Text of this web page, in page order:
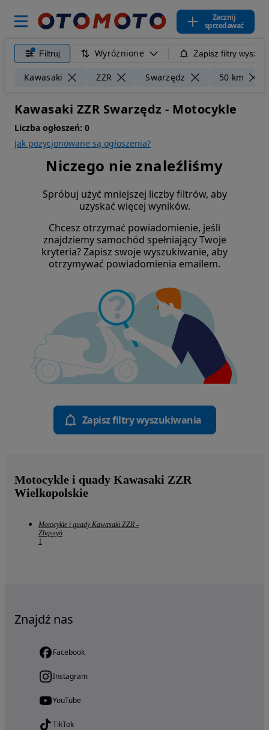
Zacznij
sprzedawać
Filtruj Wyróżnione Zapisz filtry
Kawasaki ZZR Swarzędz 50 km
Kawasaki ZZR Swarzędz - Motocykle
Liczba ogłoszeń: 0
Jak pozycjonowane są ogłoszenia?
Niczego nie znaleźliśmy
Spróbuj użyć mniejszej liczby filtrów, aby
uzyskać więcej wyników.
Chcesz otrzymać powiadomienie, jeśli
znajdziemy samochód spełniający Twoje
kryteria? Zapisz swoje wyszukiwanie, aby
otrzymywać powiadomienia emailem.
Zapisz filtry wyszukiwania
Motocykle i quady Kawasaki ZZR
Wielkopolskie
Motocykle i quady Kawasaki ZZR -
Zbąszyń
1
Znajdź nas
Facebook
Instagram
YouTube
TikTok